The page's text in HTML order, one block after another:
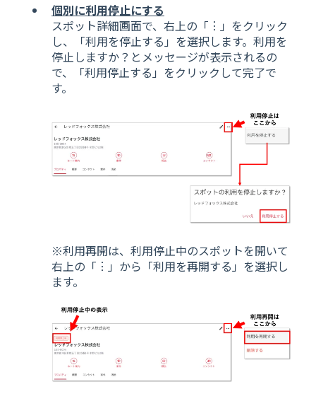
個別に利用停止にする
スポット詳細画面で、右上の「︙」をクリック
し、「利用を停止する」を選択します。利用を
停止しますか？とメッセージが表示されるの
で、「利用停止する」をクリックして完了で
す。
※利用再開は、利用停止中のスポットを開いて
右上の「︙」から「利用を再開する」を選択し
ます。